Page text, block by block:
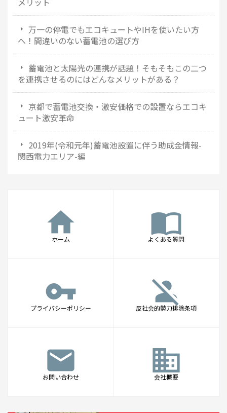
万一の停電でもエコキュートやIHを使いたい方
へ！間違いのない蓄電池の選び方
蓄電池と太陽光の連携が話題！そもそもこの二つ
を連携させるのにはどんなメリットがある？
京都で蓄電池交換・激安価格での設置ならエコキ
ュート激安革命
2019年(令和元年)蓄電池設置に伴う助成金情報-
関西電力エリア-編
home
ホーム
import_contacts
よくある質問
vpn_key
プライバシーポリシー
person_off
反社会的勢力排除条項
mail
お問い合わせ
business
会社概要